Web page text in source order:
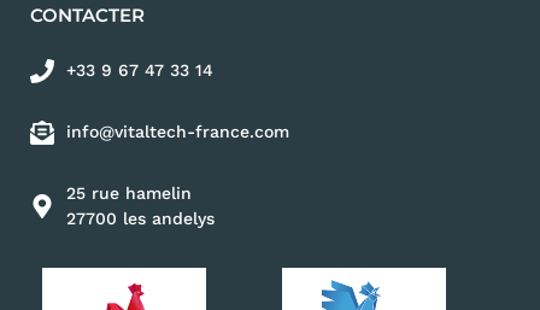
CONTACTER
+33 9 67 47 33 14
info@vitaltech-france.com
25 rue hamelin
27700 les andelys